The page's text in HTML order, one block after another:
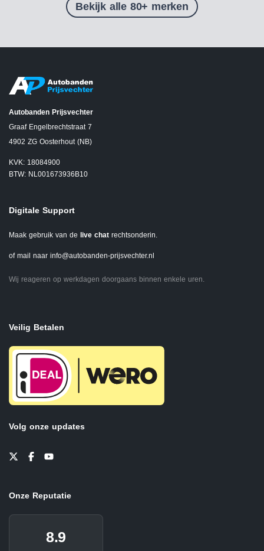
Bekijk alle 80+ merken
Autobanden Prijsvechter
Graaf Engelbrechtstraat 7
4902 ZG Oosterhout (NB)
KVK: 18084900
BTW: NL001673936B10
Digitale Support
Maak gebruik van de live chat rechtsonderin.
of mail naar info@autobanden-prijsvechter.nl
Wij reageren op werkdagen doorgaans binnen enkele uren.
Veilig Betalen
Volg onze updates
Onze Reputatie
8.9